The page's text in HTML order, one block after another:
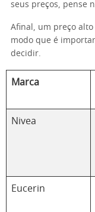
seus preços, pense
Afinal, um preço
modo que é
decidir.
Marca
Nivea
Eucerin